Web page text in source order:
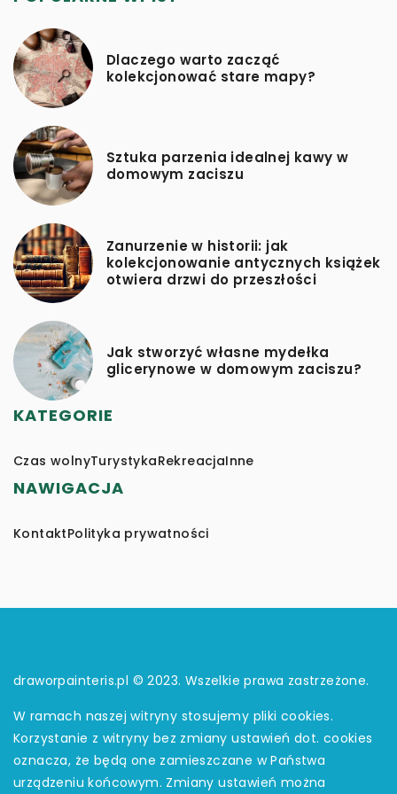
Dlaczego warto zacząć
kolekcjonować stare mapy?
Sztuka parzenia idealnej kawy w
domowym zaciszu
Zanurzenie w historii: jak
kolekcjonowanie antycznych książek
otwiera drzwi do przeszłości
Jak stworzyć własne mydełka
glicerynowe w domowym zaciszu?
KATEGORIE
Czas wolnyTurystykaRekreacjaInne
NAWIGACJA
KontaktPolityka prywatności
draworpainteris.pl © 2023. Wszelkie prawa zastrzeżone.
W ramach naszej witryny stosujemy pliki cookies.
Korzystanie z witryny bez zmiany ustawień dot. cookies
oznacza, że będą one zamieszczane w Państwa
urządzeniu końcowym. Zmiany ustawień można